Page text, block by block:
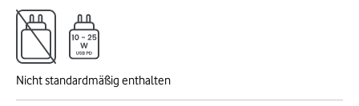
Nicht standardmäßig enthalten